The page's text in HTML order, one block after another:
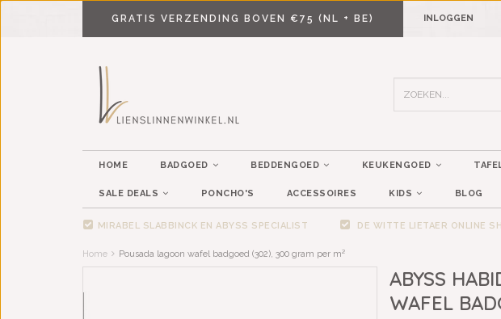
GRATIS VERZENDING BOVEN €75 (NL + BE) INLOGGEN
HOME BADGOED BEDDENGOED KEUKENGOED
SALE DEALS PONCHO'S ACCESSOIRES KIDS BLOG
MIRABEL SLABBINCK EN ABYSS SPECIALIST DE WITTE LIETAER ONLINE
Home Pousada lagoon wafel badgoed (302), 300 gram per m²
ABYSS
WAFEL